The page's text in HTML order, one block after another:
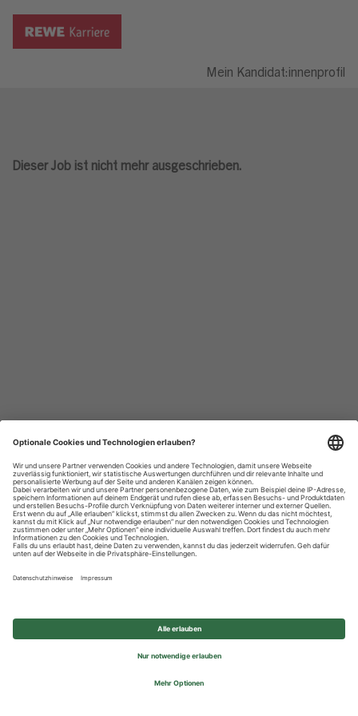
Mein Kandidat:innenprofil
Dieser Job ist nicht mehr ausgeschrieben.
Datenschutzhinweise
Impressum
Privatsphäre-Einstellungen
© 2026 REWE Group - All rights reserved